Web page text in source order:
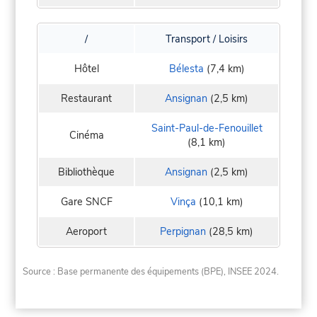
/ Transport / Loisirs
Hôtel Bélesta (7,4 km)
Restaurant Ansignan (2,5 km)
Cinéma
Saint-Paul-de-Fenouillet
(8,1 km)
Bibliothèque Ansignan (2,5 km)
Gare SNCF Vinça (10,1 km)
Aeroport Perpignan (28,5 km)
Source : Base permanente des équipements (BPE), INSEE 2024.